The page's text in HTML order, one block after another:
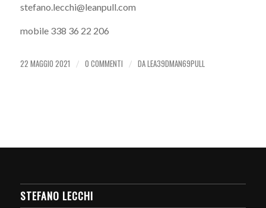
stefano.lecchi@leanpull.com
mobile 338 36 22 206
22 MAGGIO 2021 / 0 COMMENTI / DALEA39DMAN69PULL
STEFANO LECCHI